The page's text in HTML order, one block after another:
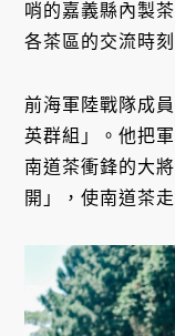
哨的嘉義縣內製
各茶區的交流時刻
前海軍陸戰隊成
英群組」。他把
南道茶衝鋒的大
開」，使南道茶